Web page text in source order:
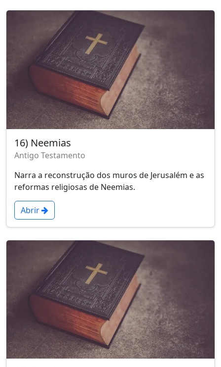
16) Neemias
Antigo Testamento
Narra a reconstrução dos muros de Jerusalém e as
reformas religiosas de Neemias.
Abrir